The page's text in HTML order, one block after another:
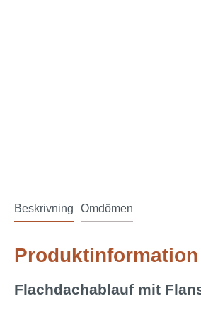
Beskrivning Omdömen
Flachdachablauf mit